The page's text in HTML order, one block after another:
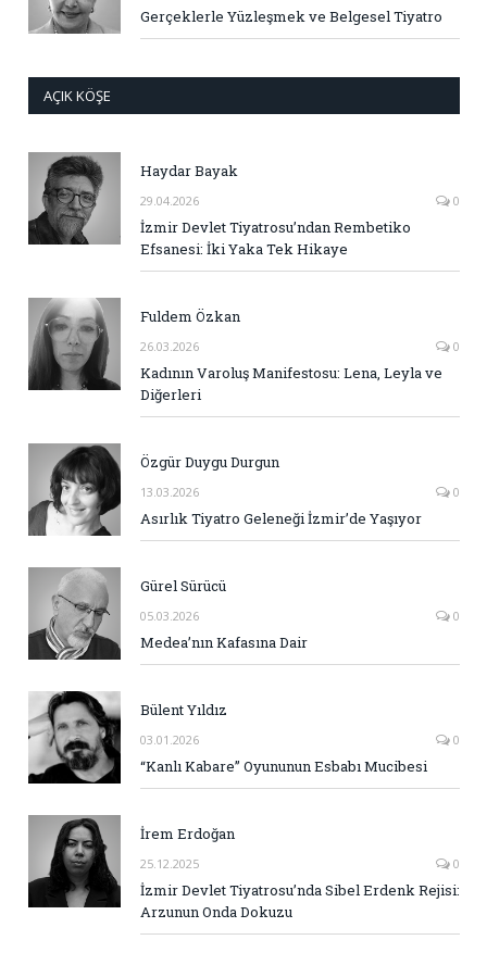
Gerçeklerle Yüzleşmek ve Belgesel Tiyatro
AÇIK KÖŞE
Haydar Bayak
29.04.2026 0
İzmir Devlet Tiyatrosu’ndan Rembetiko
Efsanesi: İki Yaka Tek Hikaye
Fuldem Özkan
26.03.2026 0
Kadının Varoluş Manifestosu: Lena, Leyla ve
Diğerleri
Özgür Duygu Durgun
13.03.2026 0
Asırlık Tiyatro Geleneği İzmir’de Yaşıyor
Gürel Sürücü
05.03.2026 0
Medea’nın Kafasına Dair
Bülent Yıldız
03.01.2026 0
“Kanlı Kabare” Oyununun Esbabı Mucibesi
İrem Erdoğan
25.12.2025 0
İzmir Devlet Tiyatrosu’nda Sibel Erdenk Rejisi:
Arzunun Onda Dokuzu